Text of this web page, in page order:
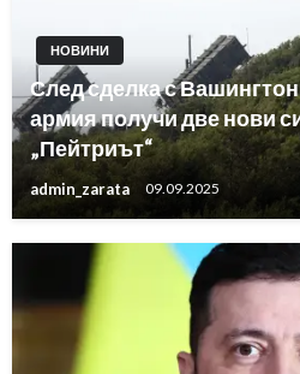
НОВИНИ
След сделка с
армия получи две нови
„Пейтриът“
admin_zarata 09.09.2025